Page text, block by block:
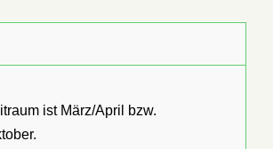
ist März/April bzw.